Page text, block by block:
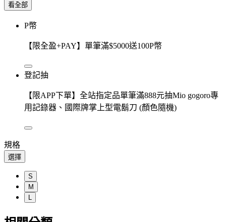
看全部
P幣
【限全盈+PAY】單筆滿$5000送100P幣
登記抽
【限APP下單】全站指定品單筆滿888元抽Mio gogoro專
用記錄器、國際牌掌上型電鬍刀 (顏色隨機)
規格
選擇
S
M
L